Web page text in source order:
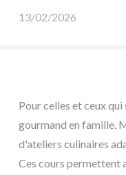
13/02/2026
Pour celles et ceux
gourmand en famille,
d'ateliers culinaires
Ces cours permettent